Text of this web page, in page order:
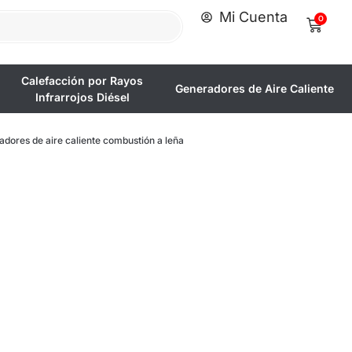
Mi Cuenta 0
Calefacción por Rayos
Infrarrojos Diésel
Generadores de Aire Caliente
de aire caliente combustión a leña